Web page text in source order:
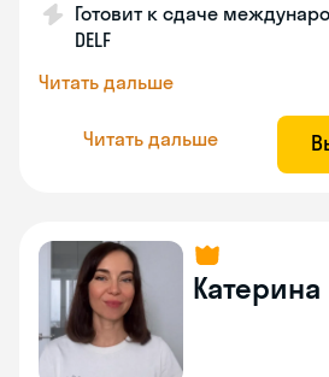
Готовит к сдаче
DELF
Читать дальше
Читать дальше
Катерина